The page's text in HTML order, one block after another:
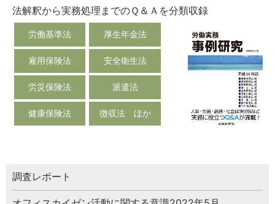
法解釈から実務処理までのＱ＆Ａを分類収録
労働基準法 厚生年金法
雇用保険法 安全衛生法
労災保険法 派遣法
健康保険法 徴収法 ほか
調査レポート